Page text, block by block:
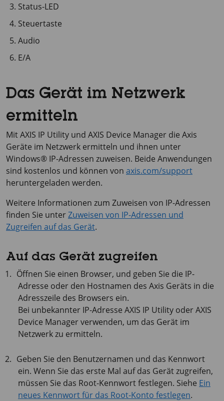
Status-LED
Steuertaste
Audio
E/A
Das Gerät im Netzwerk
ermitteln
MitAXIS IP Utility und AXIS Device Manager die Axis
Geräte im Netzwerk ermitteln und ihnen unter
Windows® IP-Adressen zuweisen. Beide Anwendungen
sind kostenlos und können von axis.com/support
heruntergeladen werden.
Weitere Informationen zum Zuweisen von IP-Adressen
finden Sie unterZuweisen von IP-Adressen und
Zugreifen auf das Gerät.
Auf das Gerät zugreifen
Öffnen Sie einen Browser, und geben Sie die IP-
Adresse oder den Hostnamen des Axis Geräts in die
Adresszeile des Browsers ein.
Bei unbekannter IP-Adresse AXIS IP Utility oderAXIS
Device Manager verwenden, um das Gerät im
Netzwerk zu ermitteln.
Geben Sie den Benutzernamen und das Kennwort
ein. Wenn Sie das erste Mal auf das Gerät zugreifen,
müssen Sie das Root-Kennwort festlegen. Siehe Ein
neues Kennwort für das Root-Konto festlegen.